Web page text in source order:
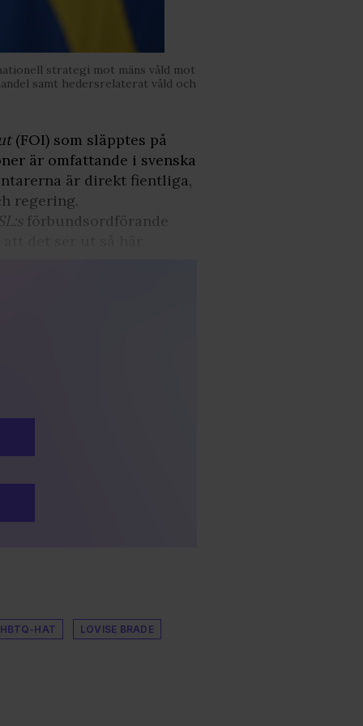
strategi mot mäns våld mot
samt hedersrelaterat våld och
(FOI) som släpptes på
är omfattande i svenska
är direkt fientliga,
regering.
förbundsordförande
HBTQ-HAT LOVISE BRADE